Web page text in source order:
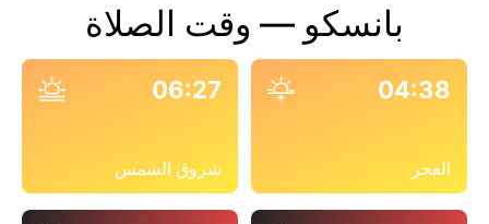
بانسكو — وقت الصلاة
04:38
الفجر
06:27
شروق الشمس